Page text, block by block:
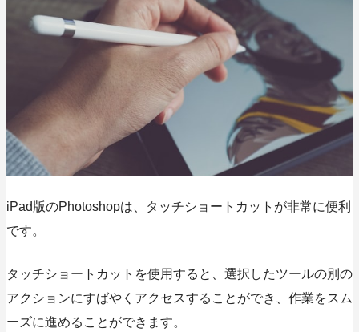
iPad版のPhotoshopは、タッチショートカットが非常に便利
です。
タッチショートカットを使用すると、選択したツールの別の
アクションにすばやくアクセスすることができ、作業をスム
ーズに進めることができます。